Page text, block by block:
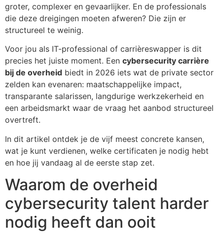
groter, complexer en gevaarlijker. En de professionals
die deze dreigingen moeten afweren? Die zijn er
structureel te weinig.
Voor jou als IT-professional of carrièreswapper is dit
precies het juiste moment. Een cybersecurity carrière
bij de overheid biedt in 2026 iets wat de private sector
zelden kan evenaren: maatschappelijke impact,
transparante salarissen, langdurige werkzekerheid en
een arbeidsmarkt waar de vraag het aanbod structureel
overtreft.
In dit artikel ontdek je de vijf meest concrete kansen,
wat je kunt verdienen, welke certificaten je nodig hebt
en hoe jij vandaag al de eerste stap zet.
Waarom de overheid
cybersecurity talent harder
nodig heeft dan ooit